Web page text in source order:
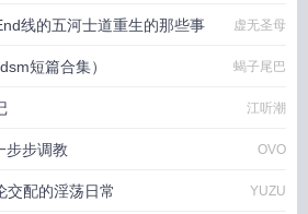
线的五河士道重生的那些事 虚无圣母
短篇合集） 蝎子尾巴
江听潮
步步调教 OVO
交配的淫荡日常 YUZU